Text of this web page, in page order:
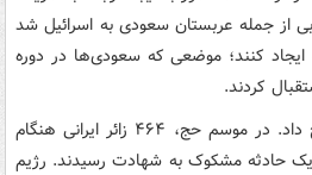
از جمله عربستان سعودی به اسرائیل شد
ایجاد کنند؛ موضعی که سعودی‌ها در دوره
کردند.
۴- ۲ مهر ۱۳۹۴ فاجعه منا رخ داد. در موسم حج، ۴۶۴ زائر ایرانی هنگام
حادثه مشکوک به شهادت رسیدند. رژیم